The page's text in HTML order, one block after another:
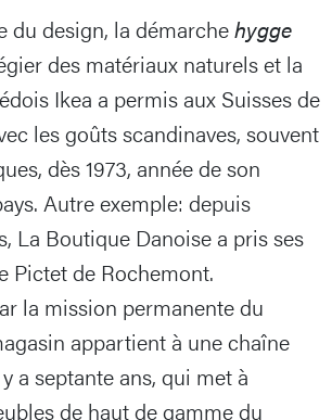
du design, la démarchehygge
des matériaux naturels et la
Ikea a permis aux Suisses de
les goûts scandinaves, souvent
dès 1973, année de son
Autre exemple: depuis
La Boutique Danoise a pris ses
Pictet de Rochemont.
la mission permanente du
appartient à une chaîne
a septante ans, qui met à
de haut de gamme du